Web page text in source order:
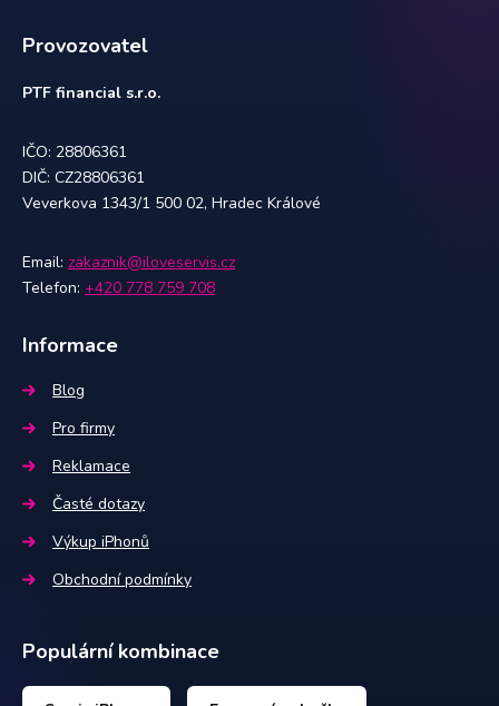
Provozovatel
PTF financial s.r.o.
IČO: 28806361
DIČ: CZ28806361
Veverkova 1343/1 500 02, Hradec Králové
Email: zakaznik@iloveservis.cz
Telefon: +420 778 759 708
Informace
Blog
Pro firmy
Reklamace
Časté dotazy
Výkup iPhonů
Obchodní podmínky
Populární kombinace